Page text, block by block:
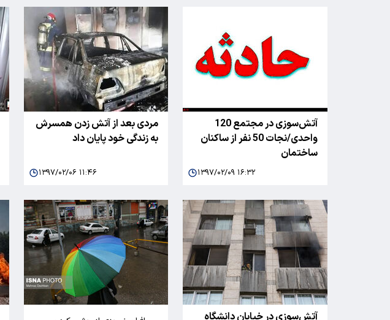
آتش‌سوزی در مجتمع 120
واحدی/نجات 50 نفر از ساکنان
ساختمان
۱۳۹۷/۰۲/۰۹ ۱۶:۳۲
مردی بعد از آتش زدن همسرش
به زندگی خود پایان داد
۱۳۹۷/۰۲/۰۶ ۱۱:۴۶
آتش‌سوزی در خیابان دانشگاه